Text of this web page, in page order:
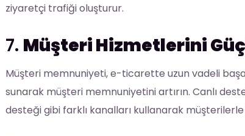
ziyaretçi trafiği oluşturur.
7. Müşteri Hizmetlerini
Müşteri memnuniyeti, e-ticarette uzun vadeli
sunarak müşteri memnuniyetini artırın. Canlı
desteği gibi farklı kanalları kullanarak